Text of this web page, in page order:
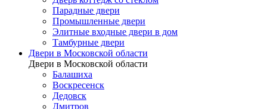
Парадные двери
Промышленные двери
Элитные входные двери в дом
Тамбурные двери
Двери в Московской области
Двери в Московской области
Балашиха
Воскресенск
Дедовск
Дмитров